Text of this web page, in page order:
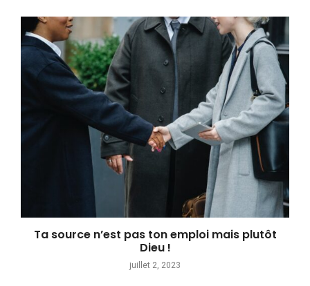
Ta source n’est pas ton emploi mais plutôt
Dieu !
juillet 2, 2023